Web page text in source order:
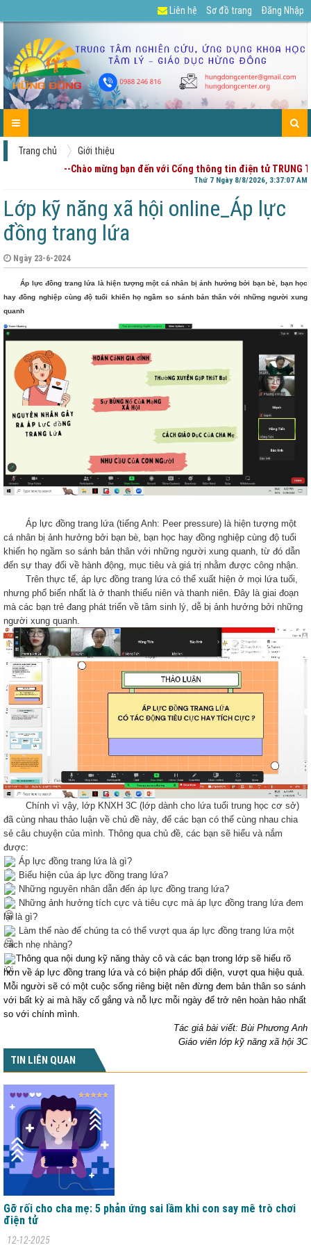
Liên hệ Sơ đồ trang
Đăng Nhập
TRANG
THIỆU
TỨC-
ĐỘNG
DỊCH
ÁN
DỤNG
LIỆU
SẺ
PHỤ
HUYNH
HỆ
GÓP
Ý
Trang chủ
Giới thiệu
--Chào mừng bạn đến với Cổng thông tin điện tử TRUNG TÂM
Thứ 7 Ngày 8/8/2026, 3:37:07 AM
Lớp kỹ năng xã hội online_Áp lực
đồng trang lứa
Ngày 23-6-2024
Áp lực đồng trang lứa là hiện tượng một cá nhân bị ảnh hưởng bởi bạn bè, bạn học
hay đồng nghiệp cùng độ tuổi khiến họ ngầm so sánh bản thân với những người xung
quanh
Áp lực đồng trang lứa (tiếng Anh: Peer pressure) là hiện tượng một
cá nhân bị ảnh hưởng bởi bạn bè, bạn học hay đồng nghiệp cùng độ tuổi
khiến họ ngầm so sánh bản thân với những người xung quanh, từ đó dẫn
đến sự thay đổi về hành động, mục tiêu và giá trị nhằm được công nhận.
Trên thực tế, áp lực đồng trang lứa có thể xuất hiện ở mọi lứa tuổi,
nhưng phổ biến nhất là ở thanh thiếu niên và thanh niên. Đây là giai đoạn
mà các bạn trẻ đang phát triển về tâm sinh lý, dễ bị ảnh hưởng bởi những
người xung quanh.
Chính vì vậy, lớp KNXH 3C (lớp dành cho lứa tuổi trung học cơ sở)
đã cùng nhau thảo luận về chủ đề này, để các bạn có thể cùng nhau chia
sẻ câu chuyện của mình. Thông qua chủ đề, các bạn sẽ hiểu và nắm
được:
Áp lực đồng trang lứa là gì?
Biểu hiện của áp lực đồng trang lứa?
Những nguyên nhân dẫn đến áp lực đồng trang lứa?
Những ảnh hưởng tích cực và tiêu cực mà áp lực đồng trang lứa đem
lại là gì?
Làm thế nào để chúng ta có thể vượt qua áp lực đồng trang lứa một
cách nhẹ nhàng?
Thông qua nội dung kỹ năng thày cô và các bạn trong lớp sẽ hiểu rõ
hơn về áp lực đồng trang lứa và có biện pháp đối diện, vượt qua hiệu quả.
Mỗi người sẽ có một cuộc sống riêng biệt nên đừng đem bản thân so sánh
với bất kỳ ai mà hãy cố gắng và nỗ lực mỗi ngày để trở nên hoàn hảo nhất
so với chính mình.
Tác giả bài viết: Bùi Phương Anh
Giáo viên lớp kỹ năng xã hội 3C
TIN LIÊN QUAN
Gỡ rối cho cha mẹ: 5 phản ứng sai lầm khi con say mê trò chơi
điện tử
12-12-2025